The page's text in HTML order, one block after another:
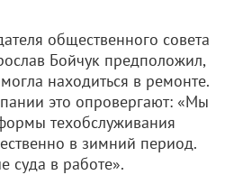
общественного совета
Бойчук предположил,
находиться в ремонте.
это опровергают: «Мы
техобслуживания
в зимний период.
суда в работе».